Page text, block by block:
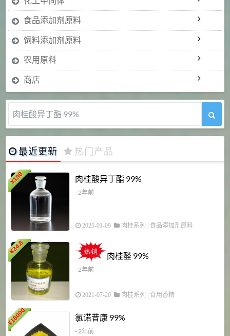
食品添加剂原料
饲料添加剂原料
农用原料
商店
肉桂醛 99%
最近更新 热门产品
¥
198 肉桂酸异丁酯 99%
- 2年前
2025-01-09 肉桂系列 食品添加剂原料
¥
34.8
肉桂醛 99%
- 2年前
2021-07-20 肉桂系列 食用香精
¥
18000 氯诺昔康 99%
- 2年前